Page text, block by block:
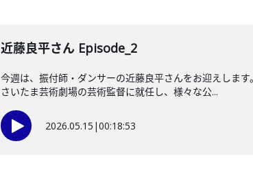
近藤良平さん Episode_2
今週は、振付師・ダンサーの近藤良平さんをお迎えしま
さいたま芸術劇場の芸術監督に就任し、様々な公...
2026.05.15 |00:18:53